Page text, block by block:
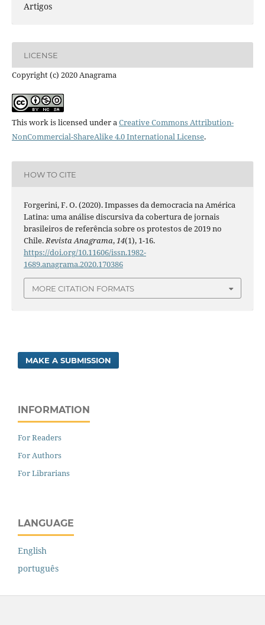
Artigos
LICENSE
Copyright (c) 2020 Anagrama
This work is licensed under aCreative Commons Attribution-
NonCommercial-ShareAlike 4.0 International License.
HOW TO CITE
Forgerini, F. O. (2020). Impasses da democracia na América
Latina: uma análise discursiva da cobertura de jornais
brasileiros de referência sobre os protestos de 2019 no
Chile.Revista Anagrama,14(1), 1-16.
https://doi.org/10.11606/issn.1982-
1689.anagrama.2020.170386
MORE CITATION FORMATS
MAKE A SUBMISSION
INFORMATION
For Readers
For Authors
For Librarians
LANGUAGE
English
português